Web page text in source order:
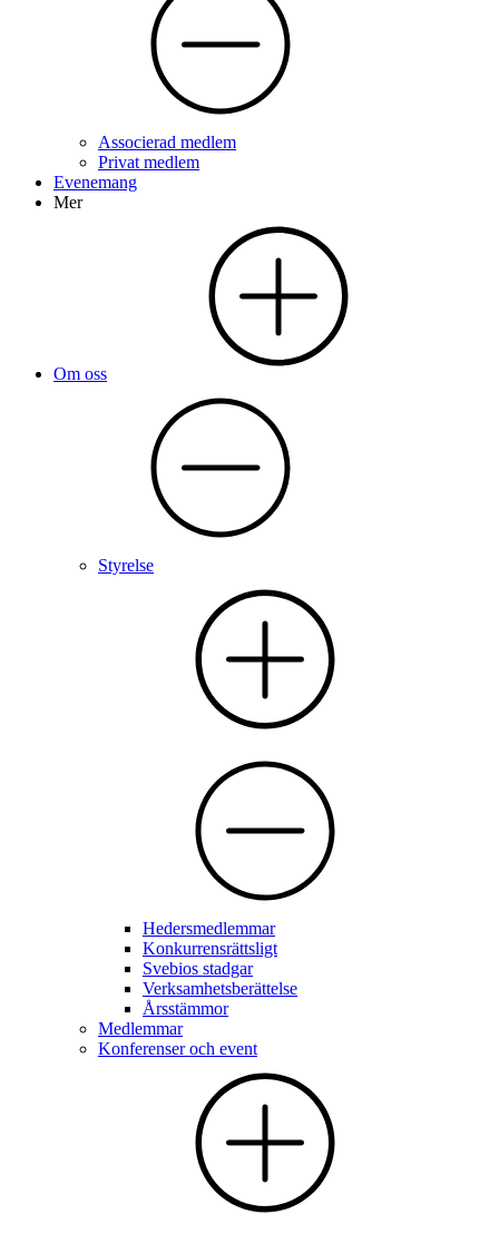
Associerad medlem
Privat medlem
Evenemang
Mer
Om oss
Styrelse
Hedersmedlemmar
Konkurrensrättsligt
Svebios stadgar
Verksamhetsberättelse
Årsstämmor
Medlemmar
Konferenser och event